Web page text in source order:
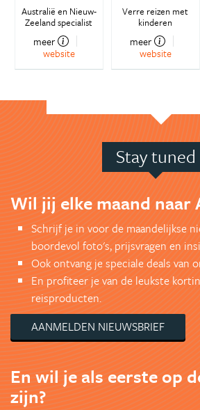
Australië en Nieuw-
Zeeland specialist
meer
website
Verre reizen met
kinderen
meer
website
Stay tuned
Wil jij elke maand naar
Schrijf je in voor de maandelijkse
boordevol foto's, prijsvragen en
Ook ontvang je speciale deals van
En profiteer je van de leukste
reisproducten.
AANMELDEN NIEUWSBRIEF
En wil je als eerste op
zijn?